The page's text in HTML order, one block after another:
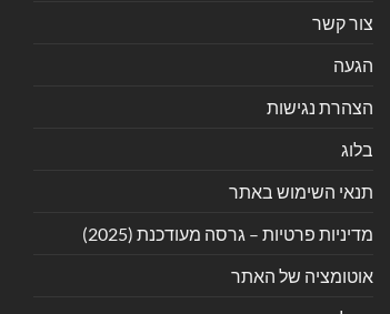
צור קשר
הגעה
הצהרת נגישות
בלוג
תנאי השימוש באתר
מדיניות פרטיות – גרסה מעודכנת (2025)
אוטומציה של האתר